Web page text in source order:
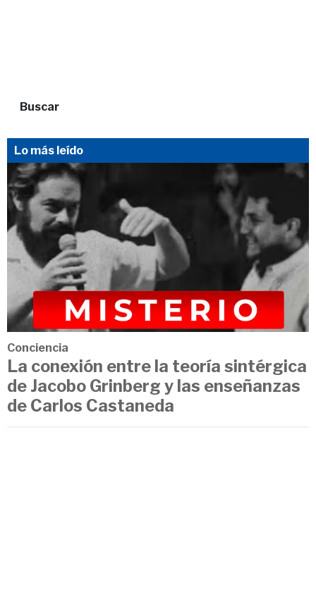
Buscar
Lo más leído
Conciencia
La conexión entre la teoría sintérgica
de Jacobo Grinberg y las enseñanzas
de Carlos Castaneda